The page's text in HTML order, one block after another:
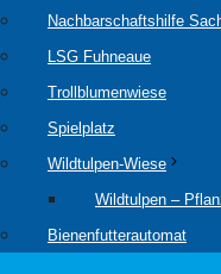
Nachbarschaftshilfe
LSG Fuhneaue
Trollblumenwiese
Spielplatz
Wildtulpen-Wiese
Wildtulpen –
Bienenfutterautomat